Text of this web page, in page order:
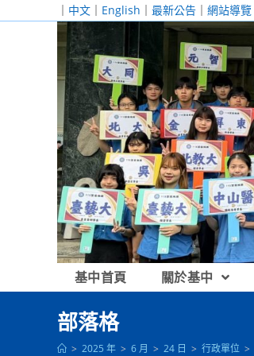
｜ 中文 ｜ English ｜ 最新公告 ｜ 網站導覽
基中首頁 關於基中
部落格
> 2025 年 > 6 月 > 24 日 > 行政單位 >